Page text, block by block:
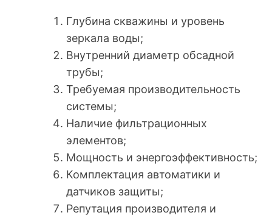
Глубина скважины и уровень
зеркала воды;
Внутренний диаметр обсадной
трубы;
Требуемая производительность
системы;
Наличие фильтрационных
элементов;
Мощность и энергоэффективность;
Комплектация автоматики и
датчиков защиты;
Репутация производителя и